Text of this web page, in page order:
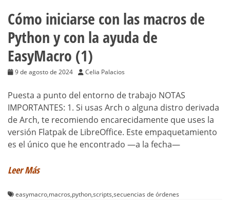
Cómo iniciarse con las macros de
Python y con la ayuda de
EasyMacro (1)
9 de agosto de 2024 Celia Palacios
Puesta a punto del entorno de trabajo NOTAS
IMPORTANTES: 1. Si usas Arch o alguna distro derivada
de Arch, te recomiendo encarecidamente que uses la
versión Flatpak de LibreOffice. Este empaquetamiento
es el único que he encontrado —a la fecha—
Leer Más
easymacro,macros,python,scripts,secuencias de órdenes